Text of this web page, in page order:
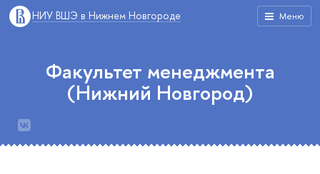
Меню
НИУ ВШЭ в Нижнем Новгороде
Факультет менеджмента
(Нижний Новгород)